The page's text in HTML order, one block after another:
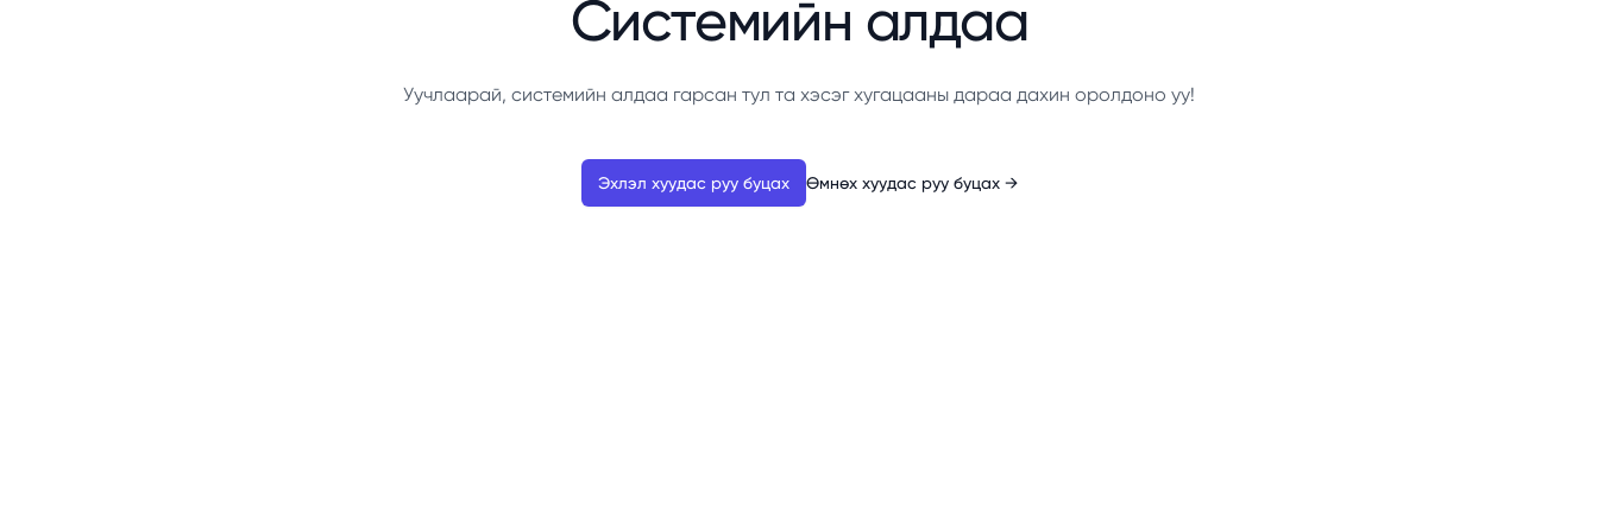
Системийн алдаа
Уучлаарай, системийн алдаа гарсан тул та хэсэг хугацааны дараа дахин оролдоно уу!
Эхлэл хуудас руу буцах Өмнөх хуудас руу буцах →